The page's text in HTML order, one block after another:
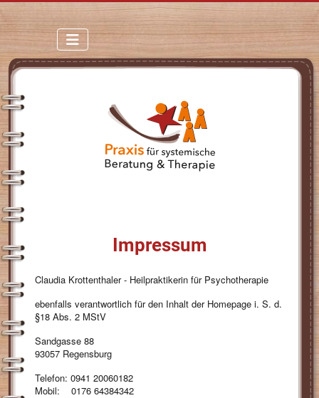
Impressum
Claudia Krottenthaler - Heilpraktikerin für Psychotherapie
ebenfalls verantwortlich für den Inhalt der Homepage i. S. d.
§18 Abs. 2 MStV
Sandgasse 88
93057 Regensburg
Telefon: 0941 20060182
Mobil: 0176 64384342